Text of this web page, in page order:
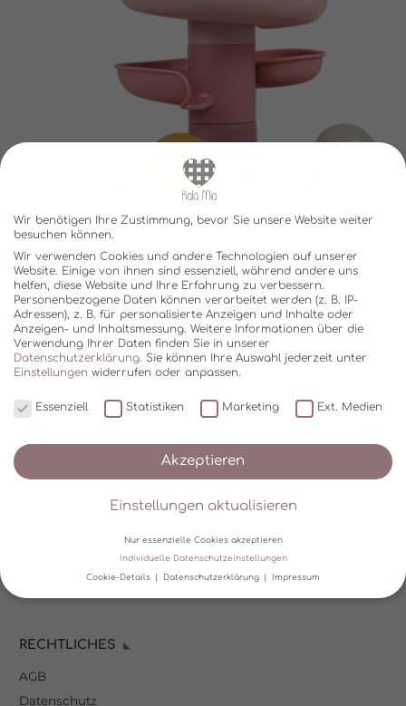
Zahlungsoptionen
Mein Kundenkonto
RECHTLICHES
AGB
Datenschutz
Wir benötigen Ihre Zustimmung, bevor Sie unsere Website weiter
besuchen können.
Wir verwenden Cookies und andere Technologien auf unserer
Website. Einige von ihnen sind essenziell, während andere uns
helfen, diese Website und Ihre Erfahrung zu verbessern.
Personenbezogene Daten können verarbeitet werden (z. B. IP-
Adressen), z. B. für personalisierte Anzeigen und Inhalte oder
Anzeigen- und Inhaltsmessung. Weitere Informationen über die
Verwendung Ihrer Daten finden Sie in unserer
Datenschutzerklärung Sie können Ihre Auswahl jederzeit unter
Einstellungen widerrufen oder anpassen.
Essenziell Statistiken Marketing Ext. Medien
Akzeptieren
Einstellungen aktualisieren
Nur essenzielle Cookies akzeptieren
Individuelle Datenschutzeinstellungen
Cookie-Details Datenschutzerklärung Impressum
Wir verwenden Cookies und andere Technologien auf unserer
helfen, diese Website und Ihre Erfahrung zu verbessern.